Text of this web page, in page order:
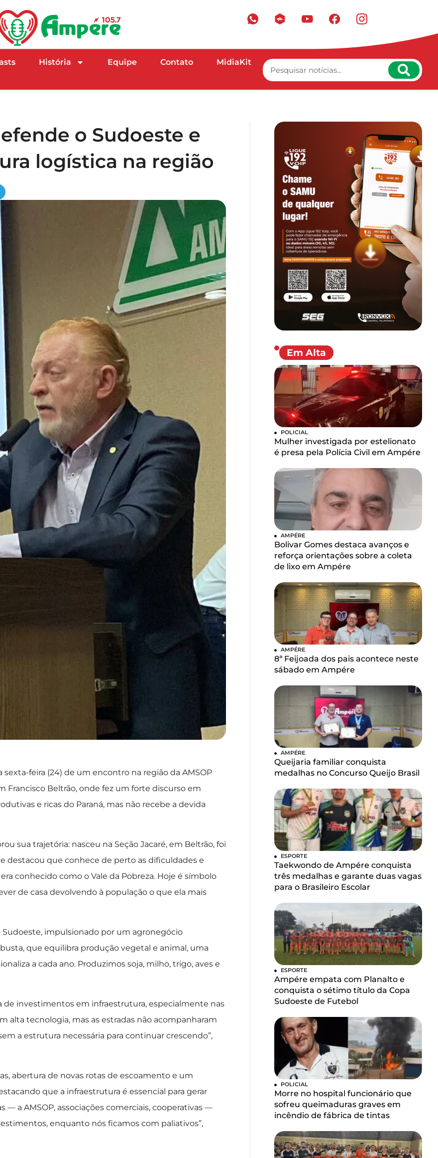
História Equipe Contato MidiaKit
o Sudoeste e
logística na região
feira (24) de um encontro na região da AMSOP
Francisco Beltrão, onde fez um forte discurso em
e ricas do Paraná, mas não recebe a devida
sua trajetória: nasceu na Seção Jacaré, em Beltrão, foi
destacou que conhece de perto as dificuldades e
conhecido como o Vale da Pobreza. Hoje é símbolo
de casa devolvendo à população o que ela mais
impulsionado por um agronegócio
que equilibra produção vegetal e animal, uma
a cada ano. Produzimos soja, milho, trigo, aves e
de investimentos em infraestrutura, especialmente nas
alta tecnologia, mas as estradas não acompanharam
a estrutura necessária para continuar crescendo”,
abertura de novas rotas de escoamento e um
que a infraestrutura é essencial para gerar
— a AMSOP, associações comerciais, cooperativas —
enquanto nós ficamos com paliativos”,
Em Alta
POLICIAL
Mulher investigada por estelionato
é presa pela Polícia Civil em Ampére
AMPÉRE
Bolivar Gomes destaca avanços e
reforça orientações sobre a coleta
de lixo em Ampére
AMPÉRE
8ª Feijoada dos pais acontece neste
sábado em Ampére
AMPÉRE
Queijaria familiar conquista
medalhas no Concurso Queijo Brasil
ESPORTE
Taekwondo de Ampére conquista
três medalhas e garante duas vagas
para o Brasileiro Escolar
ESPORTE
Ampére empata com Planalto e
conquista o sétimo título da Copa
Sudoeste de Futebol
POLICIAL
Morre no hospital funcionário que
sofreu queimaduras graves em
incêndio de fábrica de tintas